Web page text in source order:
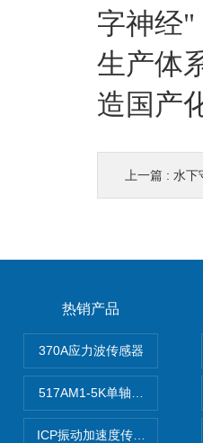
字神经"
生产体
造国产
上一篇 : 水下
热销产品
370A应力波传感器
517AM1-5K单轴冲击IEPE加
ICP振动加速度传感器